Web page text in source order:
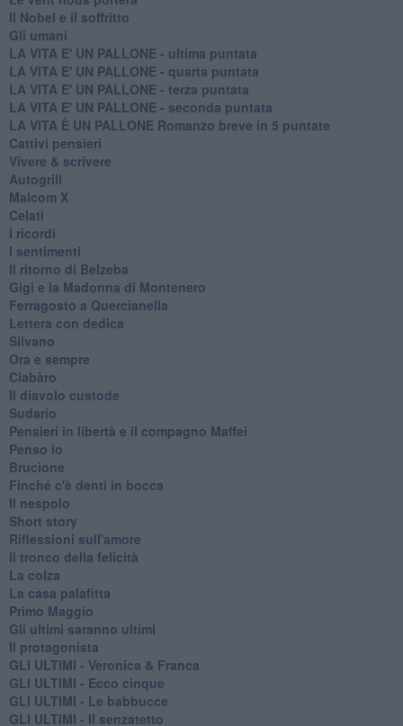
Il Nobel e il soffritto
Gli umani
LA VITA E' UN PALLONE - ultima puntata
LA VITA E' UN PALLONE - quarta puntata
LA VITA E' UN PALLONE - terza puntata
LA VITA E' UN PALLONE - seconda puntata
LA VITA È UN PALLONE Romanzo breve in 5 puntate
Cattivi pensieri
Vivere & scrivere
Autogrill
Malcom X
Celati
I ricordi
I sentimenti
Il ritorno di Belzeba
Gigi e la Madonna di Montenero
Ferragosto a Quercianella
Lettera con dedica
Silvano
Ora e sempre
Ciabàro
Il diavolo custode
Sudario
Pensieri in libertà e il compagno Maffei
Penso io
Brucione
Finché c'è denti in bocca
Il nespolo
Short story
Riflessioni sull'amore
Il tronco della felicità
La colza
La casa palafitta
Primo Maggio
Gli ultimi saranno ultimi
Il protagonista
GLI ULTIMI - Veronica & Franca
GLI ULTIMI - Ecco cinque
GLI ULTIMI - Le babbucce
GLI ULTIMI - Il senzatetto